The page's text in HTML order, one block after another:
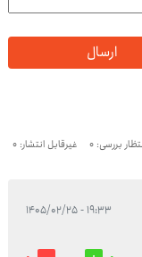
ارسال
بررسی: 0 غیرقابل انتشار: 0
۱۹:۳۳ - ۱۴۰۵/۰۲/۲۵